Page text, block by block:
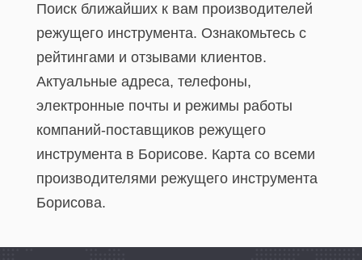
Поиск ближайших к вам производителей
режущего инструмента. Ознакомьтесь с
рейтингами и отзывами клиентов.
Актуальные адреса, телефоны,
электронные почты и режимы работы
компаний-поставщиков режущего
инструмента в Борисове. Карта со всеми
производителями режущего инструмента
Борисова.